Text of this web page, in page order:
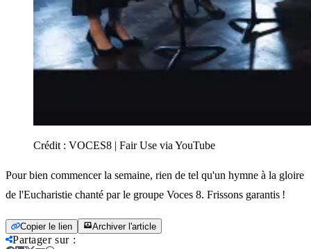
Crédit : VOCES8 | Fair Use via YouTube
Pour bien commencer la semaine, rien de tel qu'un hymne à la gloire
de l'Eucharistie chanté par le groupe Voces 8. Frissons garantis !
Copier le lien Archiver l'article
Partager sur: